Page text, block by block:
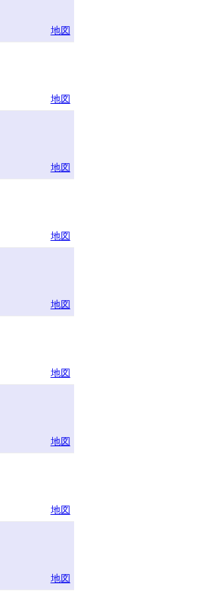
地図
地図
地図
地図
地図
地図
地図
地図
地図